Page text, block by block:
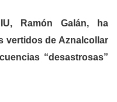
Ramón Galán, ha
vertidos de Aznalcollar
“desastrosas”